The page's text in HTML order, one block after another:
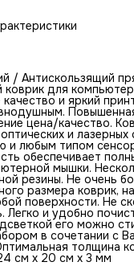
/ Антискользящий
коврик для
и яркий
цена/качество.
и лазерных
и любым типом
обеспечивает
мышки.
резины. Не очень
размера коврик,
поверхности. Не
Легко и удобно
его можно
в сочетании с
толщина
см x 20 см x 3 мм